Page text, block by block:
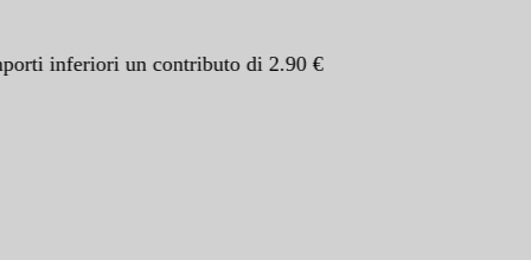
inferiori un contributo di 2.90 €